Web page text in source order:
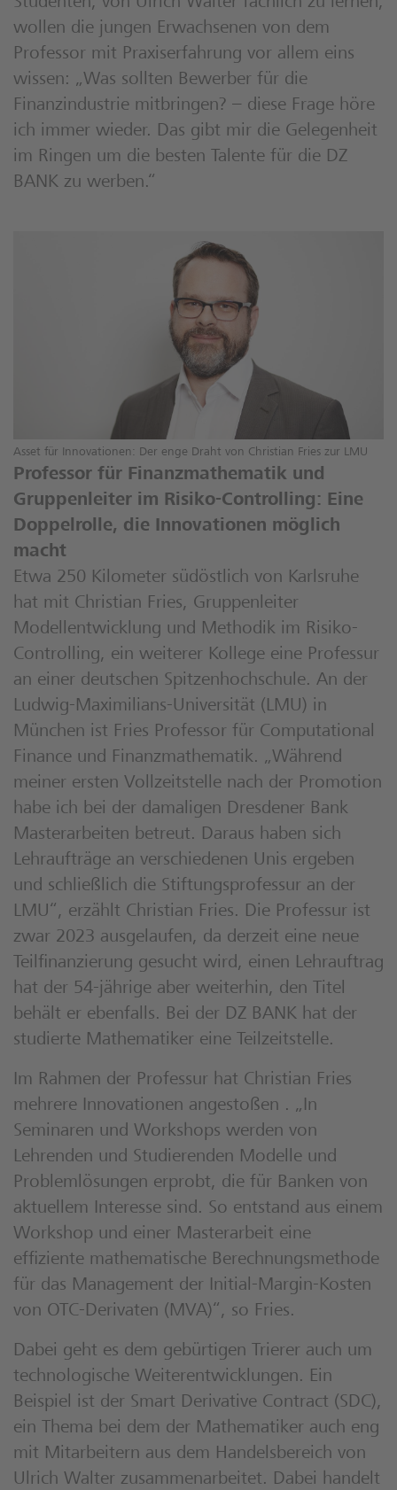
wollen die jungen Erwachsenen von dem
Professor mit Praxiserfahrung vor allem eins
wissen: „Was sollten Bewerber für die
Finanzindustrie mitbringen? – diese Frage höre
ich immer wieder. Das gibt mir die Gelegenheit
im Ringen um die besten Talente für die DZ
BANK zu werben.“
Asset für Innovationen: Der enge Draht von Christian Fries zur LMU
Professor für Finanzmathematik und
Gruppenleiter im Risiko-Controlling: Eine
Doppelrolle, die Innovationen möglich
macht
Etwa 250 Kilometer südöstlich von Karlsruhe
hat mit Christian Fries, Gruppenleiter
Modellentwicklung und Methodik im Risiko-
Controlling, ein weiterer Kollege eine Professur
an einer deutschen Spitzenhochschule. An der
Ludwig-Maximilians-Universität (LMU) in
München ist Fries Professor für Computational
Finance und Finanzmathematik. „Während
meiner ersten Vollzeitstelle nach der Promotion
habe ich bei der damaligen Dresdener Bank
Masterarbeiten betreut. Daraus haben sich
Lehraufträge an verschiedenen Unis ergeben
und schließlich die Stiftungsprofessur an der
LMU“, erzählt Christian Fries. Die Professur ist
zwar 2023 ausgelaufen, da derzeit eine neue
Teilfinanzierung gesucht wird, einen Lehrauftrag
hat der 54-jährige aber weiterhin, den Titel
behält er ebenfalls. Bei der DZ BANK hat der
studierte Mathematiker eine Teilzeitstelle.
Im Rahmen der Professur hat Christian Fries
mehrere Innovationen angestoßen . „In
Seminaren und Workshops werden von
Lehrenden und Studierenden Modelle und
Problemlösungen erprobt, die für Banken von
aktuellem Interesse sind. So entstand aus einem
Workshop und einer Masterarbeit eine
effiziente mathematische Berechnungsmethode
für das Management der Initial-Margin-Kosten
von OTC-Derivaten (MVA)“, so Fries.
Dabei geht es dem gebürtigen Trierer auch um
technologische Weiterentwicklungen. Ein
Beispiel ist der Smart Derivative Contract (SDC),
ein Thema bei dem der Mathematiker auch eng
mit Mitarbeitern aus dem Handelsbereich von
Ulrich Walter zusammenarbeitet. Dabei handelt